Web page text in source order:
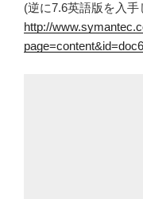
(逆に7.6英語版を入手
http://